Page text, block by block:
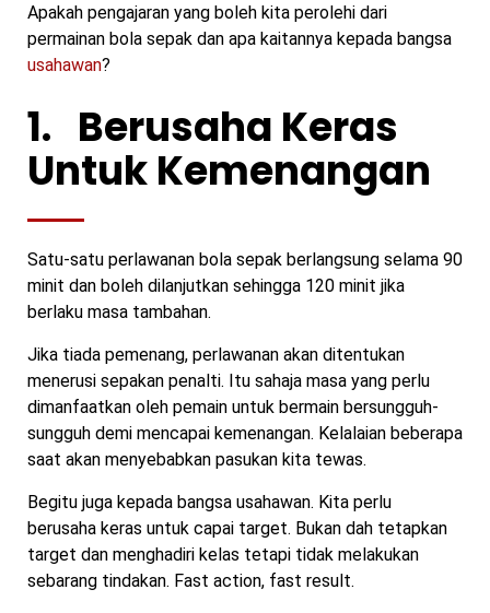
Apakah pengajaran yang boleh kita perolehi dari
permainan bola sepak dan apa kaitannya kepada bangsa
usahawan?
1. Berusaha Keras
Untuk Kemenangan
Satu-satu perlawanan bola sepak berlangsung selama 90
minit dan boleh dilanjutkan sehingga 120 minit jika
berlaku masa tambahan.
Jika tiada pemenang, perlawanan akan ditentukan
menerusi sepakan penalti. Itu sahaja masa yang perlu
dimanfaatkan oleh pemain untuk bermain bersungguh-
sungguh demi mencapai kemenangan. Kelalaian beberapa
saat akan menyebabkan pasukan kita tewas.
Begitu juga kepada bangsa usahawan. Kita perlu
berusaha keras untuk capai target. Bukan dah tetapkan
target dan menghadiri kelas tetapi tidak melakukan
sebarang tindakan. Fast action, fast result.